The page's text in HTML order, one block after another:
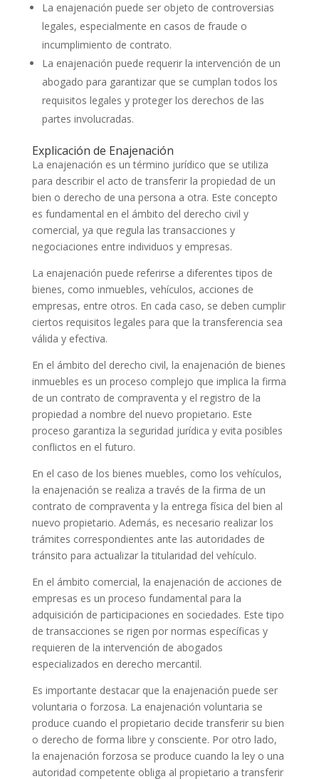
La enajenación puede ser objeto de controversias
legales, especialmente en casos de fraude o
incumplimiento de contrato.
La enajenación puede requerir la intervención de un
abogado para garantizar que se cumplan todos los
requisitos legales y proteger los derechos de las
partes involucradas.
Explicación de Enajenación
La enajenación es un término jurídico que se utiliza
para describir el acto de transferir la propiedad de un
bien o derecho de una persona a otra. Este concepto
es fundamental en el ámbito del derecho civil y
comercial, ya que regula las transacciones y
negociaciones entre individuos y empresas.
La enajenación puede referirse a diferentes tipos de
bienes, como inmuebles, vehículos, acciones de
empresas, entre otros. En cada caso, se deben cumplir
ciertos requisitos legales para que la transferencia sea
válida y efectiva.
En el ámbito del derecho civil, la enajenación de bienes
inmuebles es un proceso complejo que implica la firma
de un contrato de compraventa y el registro de la
propiedad a nombre del nuevo propietario. Este
proceso garantiza la seguridad jurídica y evita posibles
conflictos en el futuro.
En el caso de los bienes muebles, como los vehículos,
la enajenación se realiza a través de la firma de un
contrato de compraventa y la entrega física del bien al
nuevo propietario. Además, es necesario realizar los
trámites correspondientes ante las autoridades de
tránsito para actualizar la titularidad del vehículo.
En el ámbito comercial, la enajenación de acciones de
empresas es un proceso fundamental para la
adquisición de participaciones en sociedades. Este tipo
de transacciones se rigen por normas específicas y
requieren de la intervención de abogados
especializados en derecho mercantil.
Es importante destacar que la enajenación puede ser
voluntaria o forzosa. La enajenación voluntaria se
produce cuando el propietario decide transferir su bien
o derecho de forma libre y consciente. Por otro lado,
la enajenación forzosa se produce cuando la ley o una
autoridad competente obliga al propietario a transferir